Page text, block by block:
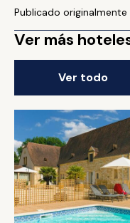
Publicado
Ver más
Ver todo